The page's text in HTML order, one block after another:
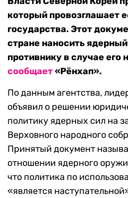
который провозглашает
государства. Этот
стране наносить
противнику в случае его
сообщает«Рёнхап».
По данным агентства,
объявил о решении
политику ядерных сил на
Верховного народного
Принятый документ
отношении ядерного
что политика по
«является